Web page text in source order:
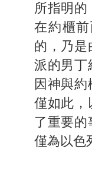
所指明
在約櫃
的，乃是
派的男丁
因神與
僅如此，
了重要
僅為以色